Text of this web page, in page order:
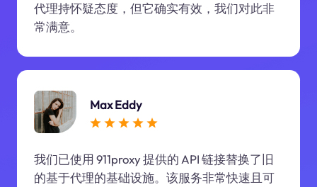
代理持怀疑态度，但它确实有效，我们对此非
常满意。
Max Eddy
我们已使用 911proxy 提供的 API 链接替换了旧
的基于代理的基础设施。该服务非常快速且可